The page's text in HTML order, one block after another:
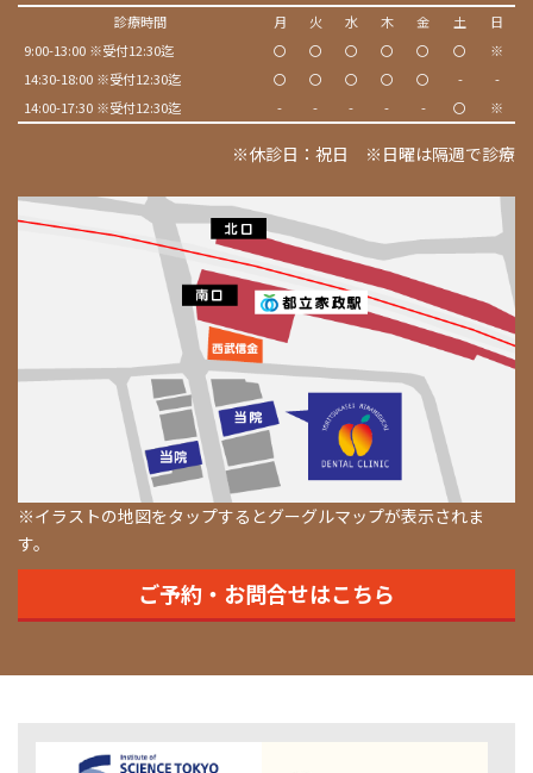
診療時間 月 火 水 木 金 土
日
9:00-13:00 ※受付12:30迄
〇 〇 〇 〇 〇 〇
※
14:30-18:00 ※受付12:30迄
〇 〇 〇 〇 〇 -
-
14:00-17:30 ※受付12:30迄
- - - - - 〇 ※
※休診日：祝日 ※日曜は隔週で診療
※イラストの地図をタップするとグーグルマップが表示されま
す。
ご予約・お問合せはこちら